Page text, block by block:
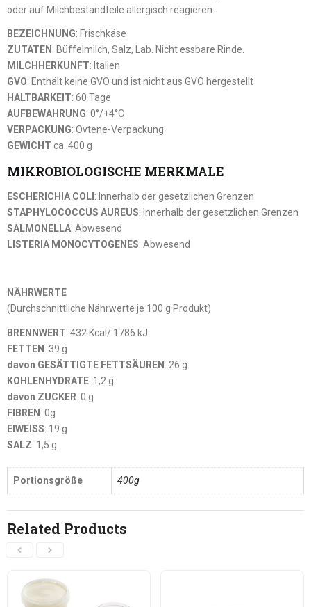
oder auf Milchbestandteile allergisch reagieren.
BEZEICHNUNG: Frischkäse
ZUTATEN : Büffelmilch, Salz, Lab. Nicht essbare Rinde.
MILCHHERKUNFT: Italien
GVO: Enthält keine GVO und ist nicht aus GVO hergestellt
HALTBARKEIT: 60 Tage
AUFBEWAHRUNG: 0°/+4°C
VERPACKUNG: Ovtene-Verpackung
GEWICHT ca. 400 g
MIKROBIOLOGISCHE MERKMALE
ESCHERICHIA COLI : Innerhalb der gesetzlichen Grenzen
STAPHYLOCOCCUS AUREUS: Innerhalb der gesetzlichen Grenzen
SALMONELLA: Abwesend
LISTERIA MONOCYTOGENES: Abwesend
NÄHRWERTE
(Durchschnittliche Nährwerte je 100 g Produkt)
BRENNWERT: 432 Kcal/ 1786 kJ
FETTEN : 39 g
davon GESÄTTIGTE FETTSÄUREN : 26 g
KOHLENHYDRATE: 1,2 g
davon ZUCKER: 0 g
FIBREN : 0g
EIWEISS: 19 g
SALZ: 1,5 g
Portionsgröße 400g
Related Products